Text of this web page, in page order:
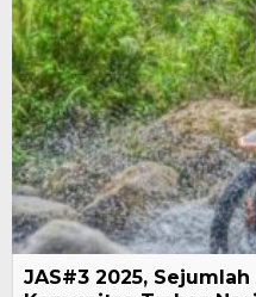
JAS#3 2025,